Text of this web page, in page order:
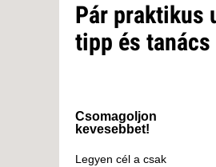
Pár praktikus
tipp és tanács
Csomagoljon
kevesebbet!
Legyen cél a csak